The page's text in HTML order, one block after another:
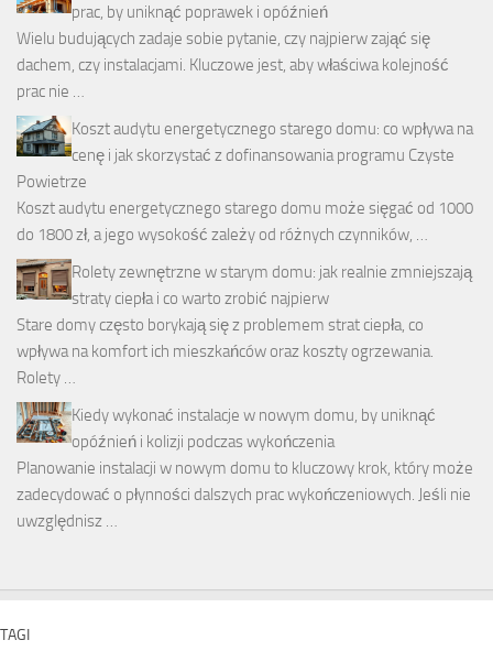
prac, by uniknąć poprawek i opóźnień
Wielu budujących zadaje sobie pytanie, czy najpierw zająć się
dachem, czy instalacjami. Kluczowe jest, aby właściwa kolejność
prac nie …
Koszt audytu energetycznego starego domu: co wpływa na
cenę i jak skorzystać z dofinansowania programu Czyste
Powietrze
Koszt audytu energetycznego starego domu może sięgać od 1000
do 1800 zł, a jego wysokość zależy od różnych czynników, …
Rolety zewnętrzne w starym domu: jak realnie zmniejszają
straty ciepła i co warto zrobić najpierw
Stare domy często borykają się z problemem strat ciepła, co
wpływa na komfort ich mieszkańców oraz koszty ogrzewania.
Rolety …
Kiedy wykonać instalacje w nowym domu, by uniknąć
opóźnień i kolizji podczas wykończenia
Planowanie instalacji w nowym domu to kluczowy krok, który może
zadecydować o płynności dalszych prac wykończeniowych. Jeśli nie
uwzględnisz …
TAGI